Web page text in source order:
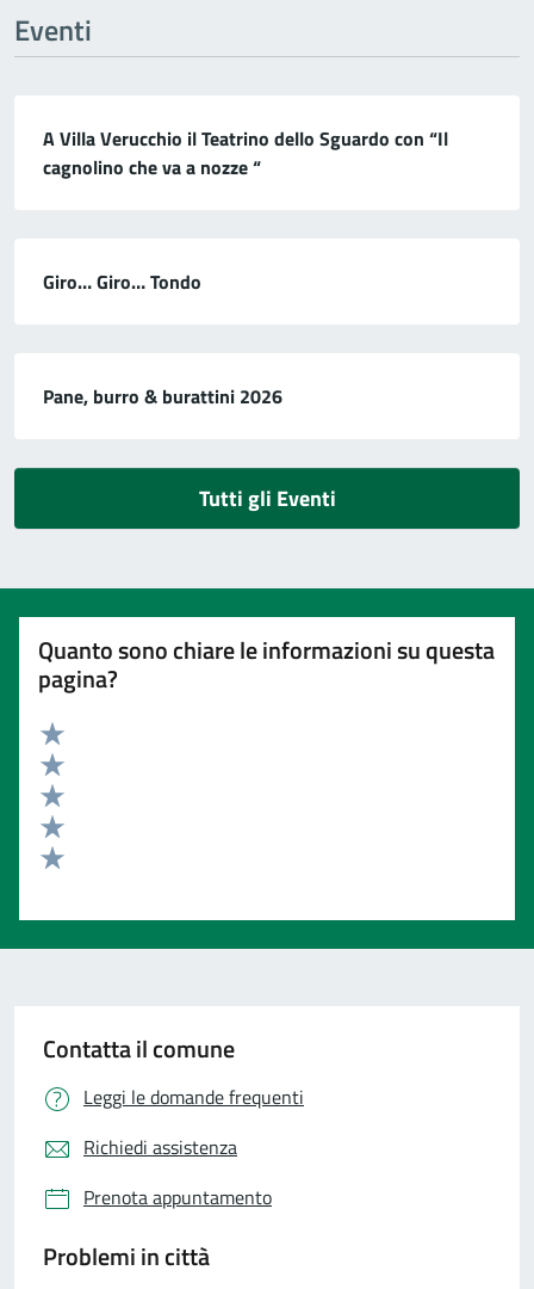
Eventi
A Villa Verucchio il Teatrino dello Sguardo con “Il
cagnolino che va a nozze “
Giro… Giro… Tondo
Pane, burro & burattini 2026
Tutti gli Eventi
Quanto sono chiare le informazioni su questa
pagina?
Valuta 5 stelle su 5
Valuta 4 stelle su 5
Valuta 3 stelle su 5
Valuta 2 stelle su 5
Contatta il comune
Leggi le domande frequenti
Richiedi assistenza
Prenota appuntamento
Problemi in città